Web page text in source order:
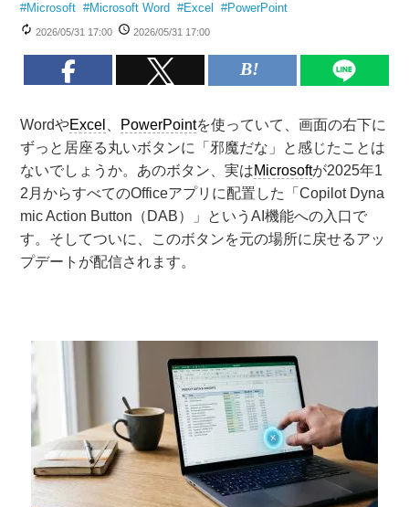
#Microsoft #Microsoft Word #Excel #PowerPoint
2026/05/31 17:00 2026/05/31 17:00
WordやExcel PowerPointを使っていて、画面の右下に
ずっと居座る丸いボタンに「邪魔だな」と感じたことは
ないでしょうか。あのボタン、実はMicrosoftが2025年1
2月からすべてのOfficeアプリに配置した「Copilot Dyna
mic Action Button（DAB）」というAI機能への入口で
す。そしてついに、このボタンを元の場所に戻せるアッ
プデートが配信されます。